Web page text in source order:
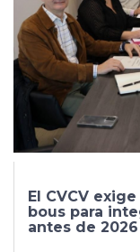
El CVCV
bous para
antes de 2026